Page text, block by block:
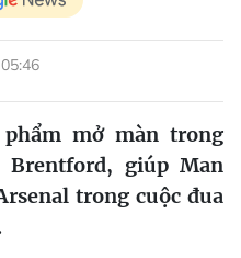
mở màn trong
giúp Man
trong cuộc đua